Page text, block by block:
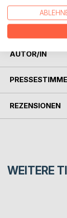
Eine
Kurzgeschichten
AUTOR/IN
REZENSIONEN
WEITERE